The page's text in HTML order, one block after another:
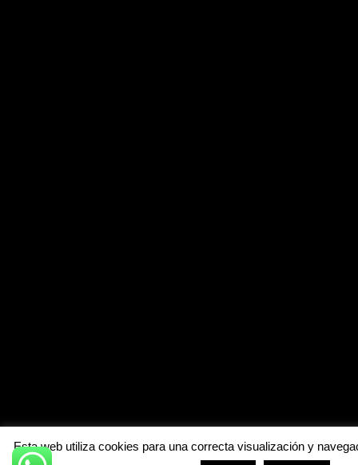
Esta web utiliza cookies para una correcta visualización y